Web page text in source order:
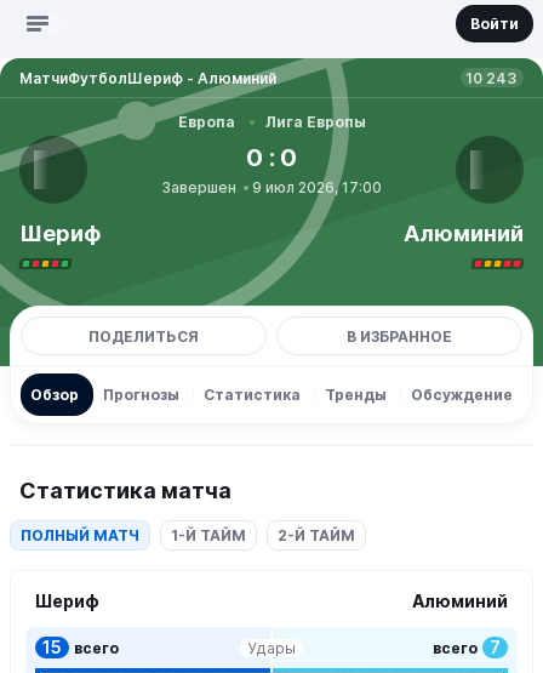
Войти
МатчиФутболШериф - Алюминий 10 243
Европа • Лига Европы
Шериф
0 : 0
Завершен • 9 июл 2026, 17:00
Алюминий
ПОДЕЛИТЬСЯ В ИЗБРАННОЕ
Обзор Прогнозы Статистика Тренды Обсуждение
Статистика матча
ПОЛНЫЙ МАТЧ 1-Й ТАЙМ 2-Й ТАЙМ
Шериф Алюминий
Удары
15 всего всего 7